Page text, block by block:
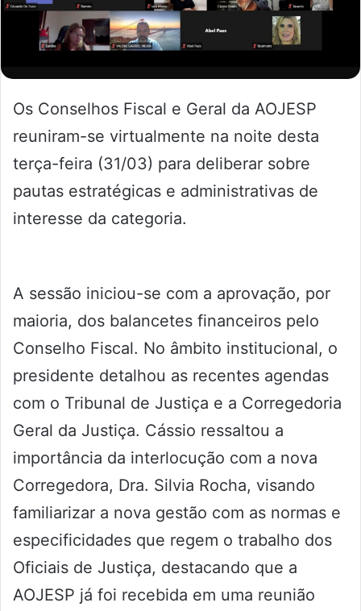
Os Conselhos Fiscal e Geral da AOJESP
reuniram-se virtualmente na noite desta
terça-feira (31/03) para deliberar sobre
pautas estratégicas e administrativas de
interesse da categoria.
A sessão iniciou-se com a aprovação, por
maioria, dos balancetes financeiros pelo
Conselho Fiscal. No âmbito institucional, o
presidente detalhou as recentes agendas
com o Tribunal de Justiça e a Corregedoria
Geral da Justiça. Cássio ressaltou a
importância da interlocução com a nova
Corregedora, Dra. Silvia Rocha, visando
familiarizar a nova gestão com as normas e
especificidades que regem o trabalho dos
Oficiais de Justiça, destacando que a
AOJESP já foi recebida em uma reunião